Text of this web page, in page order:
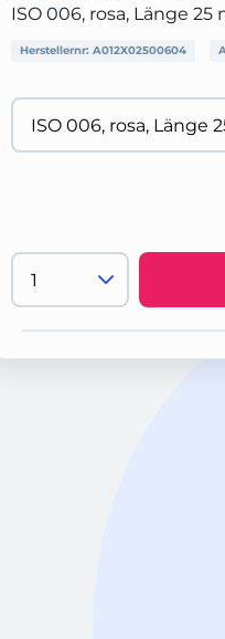
ISO 006, rosa, Länge
Herstellernr: A012X02500604